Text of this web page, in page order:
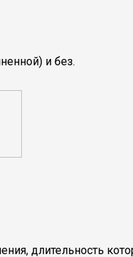
и без.
длительность